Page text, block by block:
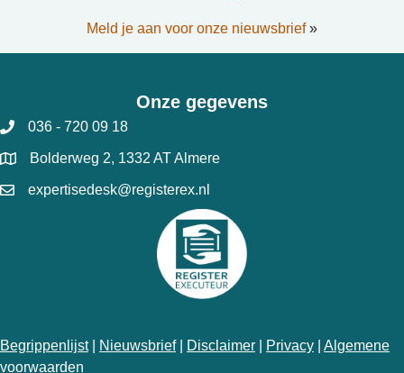
Meld je aan voor onze nieuwsbrief»
Onze gegevens
036 - 720 09 18
Bolderweg 2, 1332 AT Almere
expertisedesk@registerex.nl
Begrippenlijst| Nieuwsbrief| Disclaimer Privacy
Algemene
voorwaarden